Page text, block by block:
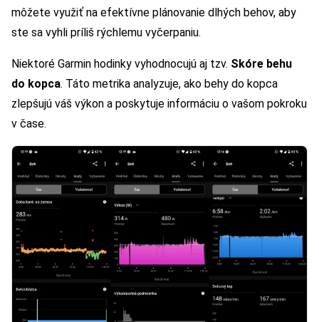
môžete využiť na efektívne plánovanie dlhých behov, aby
ste sa vyhli príliš rýchlemu vyčerpaniu.
Niektoré Garmin hodinky vyhodnocujú aj tzv. Skóre behu
do kopca. Táto metrika analyzuje, ako behy do kopca
zlepšujú váš výkon a poskytuje informáciu o vašom pokroku
v čase.